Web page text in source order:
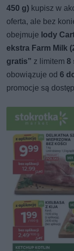
450 g) kupisz w
oferta, ale bez
obejmuje lody
ekstra Farm Milk
gratis” z limitem8
obowiązuje od6
promocje są